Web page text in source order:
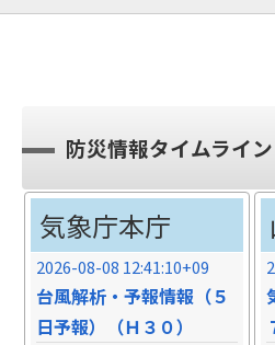
防災情報タイムライン
気象庁本庁
2026-08-08 12:41:10+09
台風解析・予報情報（５
日予報）（Ｈ３０）